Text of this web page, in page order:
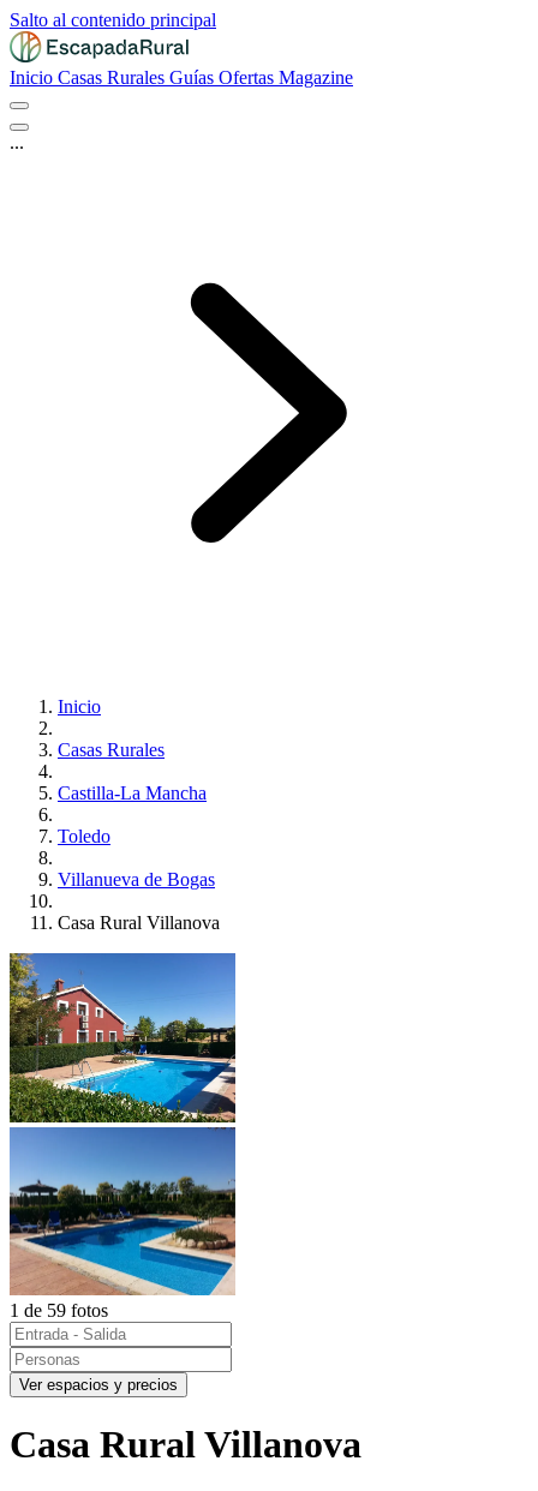
Salto al contenido principal
Inicio Casas Rurales Guías Ofertas Magazine
...
Inicio
Casas Rurales
Castilla-La Mancha
Toledo
Villanueva de Bogas
Casa Rural Villanova
1 de 59 fotos
Ver espacios y precios
Casa Rural Villanova